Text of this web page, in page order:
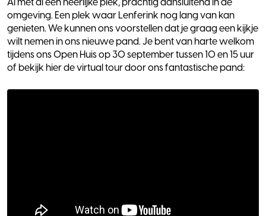
Al met al een heerlijke plek, prachtig aansluitend in de
omgeving. Een plek waar Lenferink nog lang van kan
genieten. We kunnen ons voorstellen dat je graag een kijkje
wilt nemen in ons nieuwe pand. Je bent van harte welkom
tijdens ons Open Huis op 30 september tussen 10 en 15 uur
of bekijk hier de virtual tour door ons fantastische pand: